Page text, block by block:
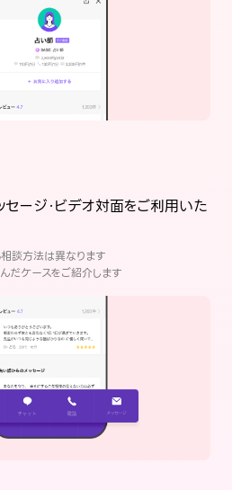
セージ・ビデオ対面をご利用いた
談方法は異なります
だケースをご紹介します